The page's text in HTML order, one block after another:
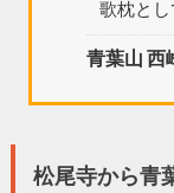
歌枕と
青葉山 西
松尾寺から青